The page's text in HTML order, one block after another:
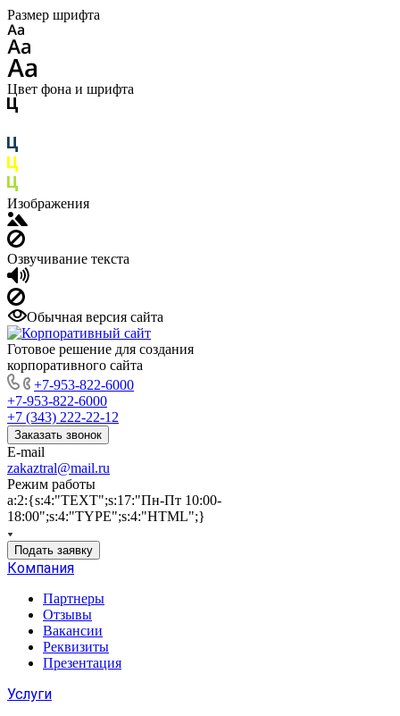
Размер шрифта
Цвет фона и шрифта
Изображения
Озвучивание текста
Обычная версия сайта
Готовое решение для создания
корпоративного сайта
+7-953-822-6000
+7-953-822-6000
+7 (343) 222-22-12
Заказать звонок
E-mail
zakaztral@mail.ru
Режим работы
a:2:{s:4:"TEXT";s:17:"Пн-Пт 10:00-
18:00";s:4:"TYPE";s:4:"HTML";}
Подать заявку
Компания
Партнеры
Отзывы
Вакансии
Реквизиты
Презентация
Услуги